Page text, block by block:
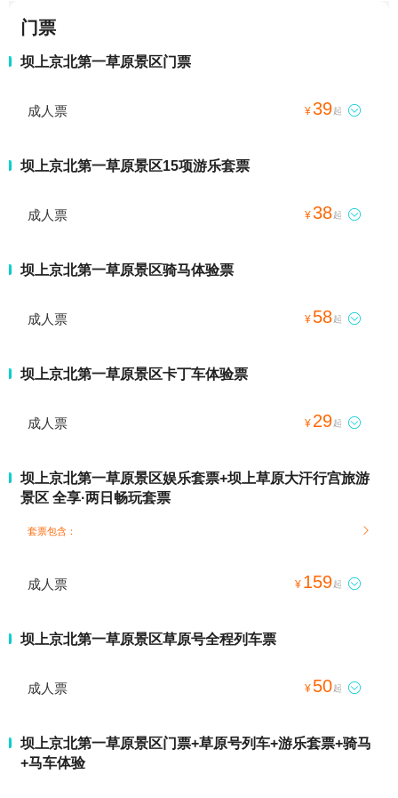
门票
坝上京北第一草原景区门票
成人票 ¥39起 
坝上京北第一草原景区15项游乐套票
成人票 ¥38起 
坝上京北第一草原景区骑马体验票
成人票 ¥ 58起 
坝上京北第一草原景区卡丁车体验票
成人票 ¥ 29起 
坝上京北第一草原景区娱乐套票+坝上草原大汗行宫旅游
景区 全享·两日畅玩套票
套票包含： 
成人票 ¥ 159起 
坝上京北第一草原景区草原号全程列车票
成人票 ¥ 50起 
坝上京北第一草原景区门票+草原号列车+游乐套票+骑马
+马车体验